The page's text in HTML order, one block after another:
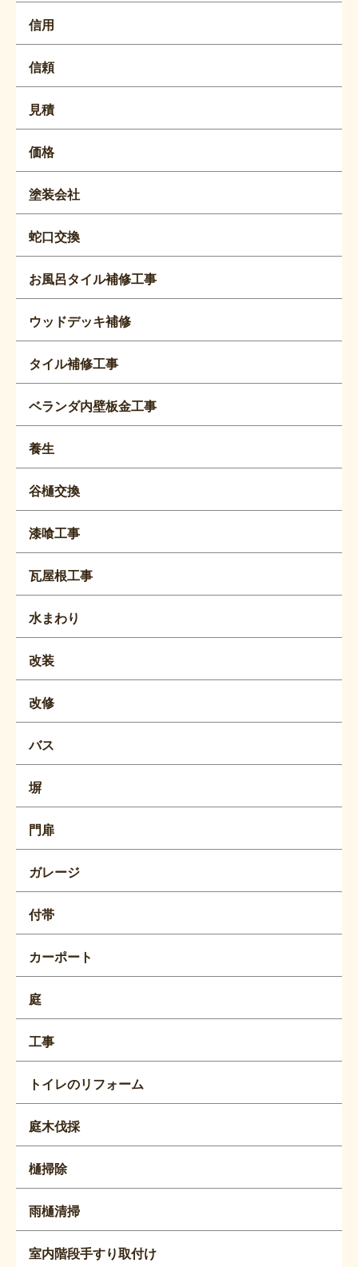
信用
信頼
見積
価格
塗装会社
蛇口交換
お風呂タイル補修工事
ウッドデッキ補修
タイル補修工事
ベランダ内壁板金工事
養生
谷樋交換
漆喰工事
瓦屋根工事
水まわり
改装
改修
バス
塀
門扉
ガレージ
付帯
カーポート
庭
工事
トイレのリフォーム
庭木伐採
樋掃除
雨樋清掃
室内階段手すり取付け